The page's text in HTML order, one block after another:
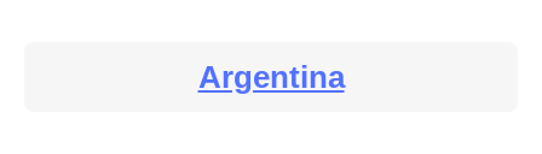
Argentina